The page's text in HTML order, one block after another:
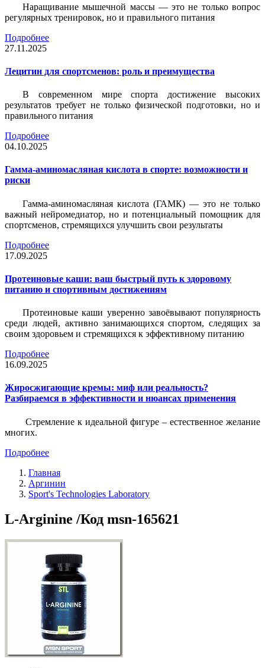
Наращивание мышечной массы — это не только вопрос
регулярных тренировок, но и правильного питания
Подробнее
27.11.2025
Лецитин для спортсменов: роль и преимущества
В современном мире спорта достижение высоких
результатов требует не только физической подготовки, но и
правильного питания
Подробнее
04.10.2025
Гамма-аминомасляная кислота в спорте: возможности и
риски
Гамма-аминомасляная кислота (ГАМК) — это не только
важный нейромедиатор, но и потенциальный помощник для
спортсменов, стремящихся улучшить свои результаты
Подробнее
17.09.2025
Протеиновые каши: ваш быстрый путь к здоровому
питанию и спортивным достижениям
Протеиновые каши уверенно завоёвывают популярность
среди людей, активно занимающихся спортом, следящих за
своим здоровьем и стремящихся к эффективному питанию
Подробнее
16.09.2025
Жиросжигающие кремы: миф или реальность?
Разбираемся в эффективности и нюансах применения
Стремление к идеальной фигуре – естественное желание
многих.
Подробнее
Главная
Аргинин
Sport's Technologies Laboratory
L-Arginine /Код msn-165621